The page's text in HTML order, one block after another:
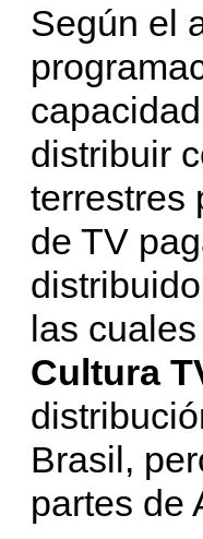
Según el
distribuir
terrestres
de TV
las
Cultura
Brasil,
partes de